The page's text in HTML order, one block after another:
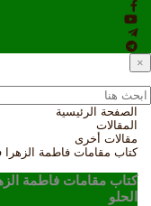
×
الصفحة الرئيسية
المقالات
مقالات أخرى
كتاب مقامات فاطمة
كتاب مقامات فاطمة
الحلو